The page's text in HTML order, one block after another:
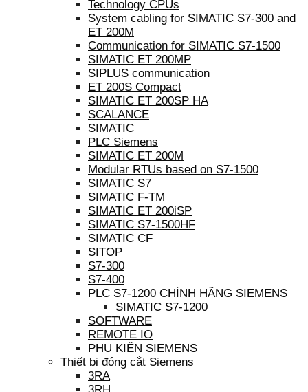
Technology CPUs
System cabling for SIMATIC S7-300 and
ET 200M
Communication for SIMATIC S7-1500
SIMATIC ET 200MP
SIPLUS communication
ET 200S Compact
SIMATIC ET 200SP HA
SCALANCE
SIMATIC
PLC Siemens
SIMATIC ET 200M
Modular RTUs based on S7-1500
SIMATIC S7
SIMATIC F-TM
SIMATIC ET 200iSP
SIMATIC S7-1500HF
SIMATIC CF
SITOP
S7-300
S7-400
PLC S7-1200 CHÍNH HÃNG SIEMENS
SIMATIC S7-1200
SOFTWARE
REMOTE IO
PHỤ KIỆN SIEMENS
Thiết bị đóng cắt Siemens
3RA